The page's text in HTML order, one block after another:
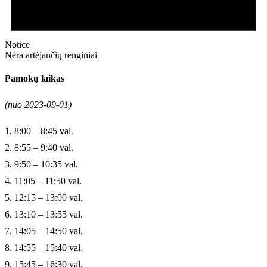
Notice
Nėra artėjančių renginiai
Pamokų laikas
(nuo 2023-09-01)
1. 8:00 – 8:45 val.
2. 8:55 – 9:40 val.
3. 9:50 – 10:35 val.
4. 11:05 – 11:50 val.
5. 12:15 – 13:00 val.
6. 13:10 – 13:55 val.
7. 14:05 – 14:50 val.
8. 14:55 – 15:40 val.
9. 15:45 – 16:30 val.